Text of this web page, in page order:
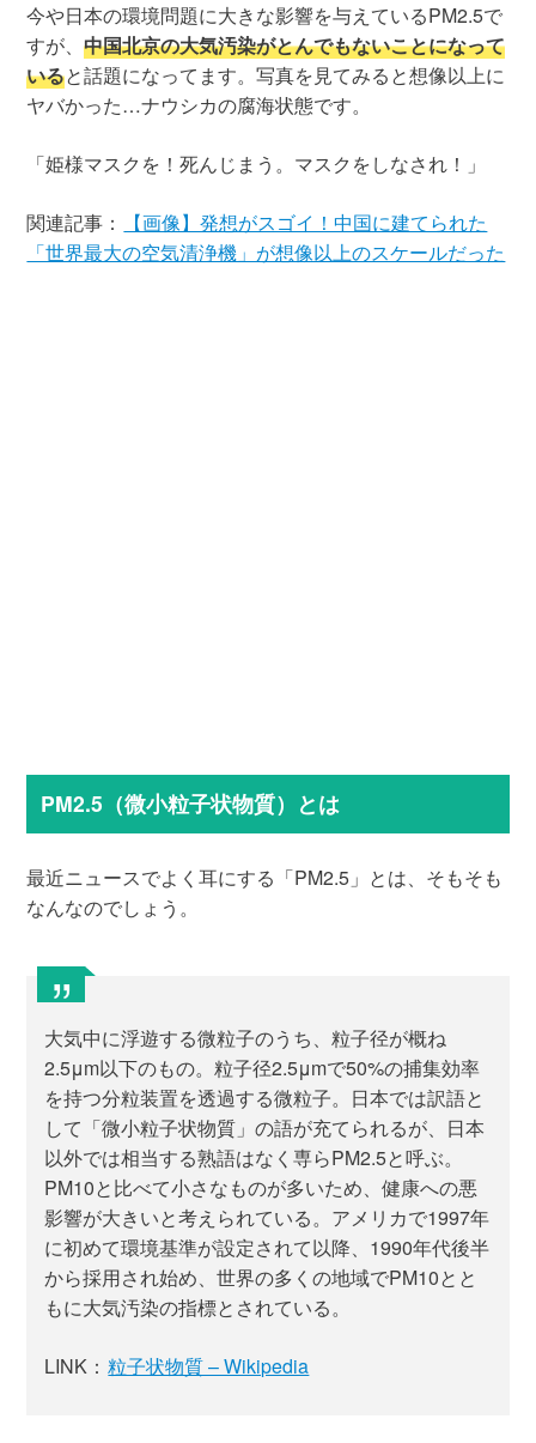
今や日本の環境問題に大きな影響を与えているPM2.5で
すが、中国北京の大気汚染がとんでもないことになって
いると話題になってます。写真を見てみると想像以上に
ヤバかった…ナウシカの腐海状態です。
「姫様マスクを！死んじまう。マスクをしなされ！」
関連記事：
【画像】発想がスゴイ！中国に建てられた
「世界最大の空気清浄機」が想像以上のスケールだった
PM2.5（微小粒子状物質）とは
最近ニュースでよく耳にする「PM2.5」とは、そもそも
なんなのでしょう。
大気中に浮遊する微粒子のうち、粒子径が概ね
2.5μm以下のもの。粒子径2.5μmで50%の捕集効率
を持つ分粒装置を透過する微粒子。日本では訳語と
して「微小粒子状物質」の語が充てられるが、日本
以外では相当する熟語はなく専らPM2.5と呼ぶ。
PM10と比べて小さなものが多いため、健康への悪
影響が大きいと考えられている。アメリカで1997年
に初めて環境基準が設定されて以降、1990年代後半
から採用され始め、世界の多くの地域でPM10とと
もに大気汚染の指標とされている。
LINK： 粒子状物質 – Wikipedia